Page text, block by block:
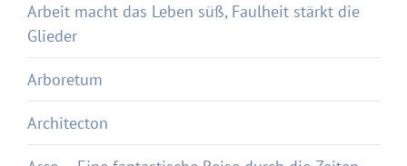
Arbeit macht das Leben süß, Faulheit stärkt die
Glieder
Arboretum
Architecton